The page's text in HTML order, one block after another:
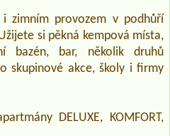
zimním provozem v podhůří
si pěkná kempová místa,
bazén, bar, několik druhů
skupinové akce, školy i firmy
DELUXE, KOMFORT,